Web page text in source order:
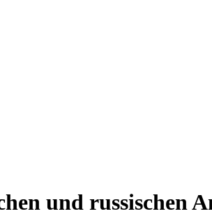
und russischen